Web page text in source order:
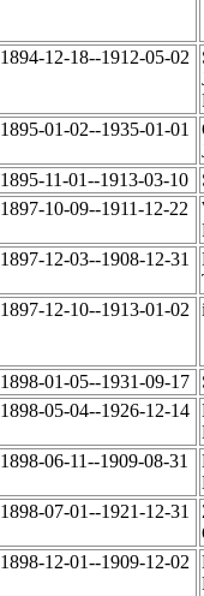
1894-12-18--1912-05-02
1895-01-02--1935-01-01
1895-11-01--1913-03-10
1897-10-09--1911-12-22
1897-12-03--1908-12-31
1897-12-10--1913-01-02
1898-01-05--1931-09-17
1898-05-04--1926-12-14
1898-06-11--1909-08-31
1898-07-01--1921-12-31
1898-12-01--1909-12-02